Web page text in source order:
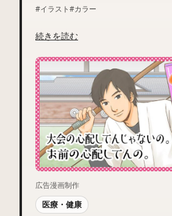
#イラスト#カラー
続きを読む
広告漫画制作
医療・健康